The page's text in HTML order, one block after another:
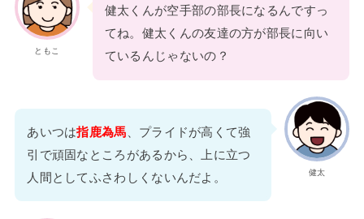
ともこ
健太くんが空手部の部長になるんですっ
てね。健太くんの友達の方が部長に向い
ているんじゃないの？
健太
あいつは指鹿為馬 、プライドが高くて強
引で頑固なところがあるから、上に立つ
人間としてふさわしくないんだよ。